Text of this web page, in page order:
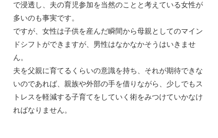
で浸透し、夫の育児参加を当然のことと考えている女性が
多いのも事実です。
ですが、女性は子供を産んだ瞬間から母親としてのマイン
ドシフトができますが、男性はなかなかそうはいきませ
ん。
夫を父親に育てるくらいの意識を持ち、それが期待できな
いのであれば、親族や外部の手を借りながら、少しでもス
トレスを軽減する子育てをしていく術をみつけていかなけ
ればなりません。